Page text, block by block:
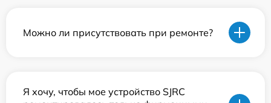
Можно ли присутствовать при ремонте?
Я хочу, чтобы мое устройство SJRC